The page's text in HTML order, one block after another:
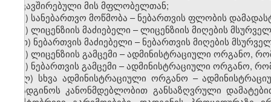
დაკავშირებული მის მფლობელთან;
ვ) სანებართვო მოწმობა – ნებართვის ფლობის
ზ) ლიცენზიის მაძიებელი – ლიცენზიის მიღების
თ) ნებართვის მაძიებელი – ნებართვის მიღების
ი) ლიცენზიის გამცემი – ადმინისტრაციული ორგანო,
კ) ნებართვის გამცემი – ადმინისტრაციული ორგანო,
ლ) სხვა ადმინისტრაციული ორგანო –
დაადგინოს კანონმდებლობით განსაზღვრული